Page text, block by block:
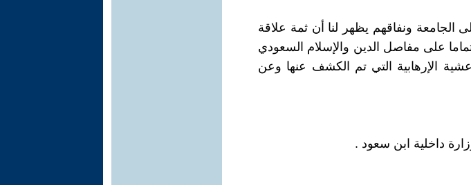
ونفاقهم يظهر لنا أن ثمة علاقة
على مفاصل الدين والإسلام السعودي
الإرهابية التي تم الكشف عنها وعن
داخلية ابن سعود .